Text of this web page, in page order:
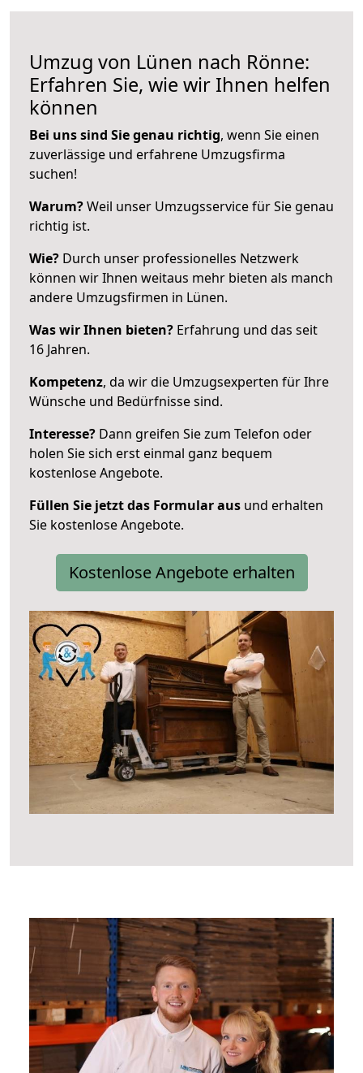
Umzug von Lünen nach Rönne:
Erfahren Sie, wie wir Ihnen helfen
können
Bei uns sind Sie genau richtig, wenn Sie einen
zuverlässige und erfahrene Umzugsfirma
suchen!
Warum?Weil unser Umzugsservice für Sie genau
richtig ist.
Wie? Durch unser professionelles Netzwerk
können wir Ihnen weitaus mehr bieten als manch
andere Umzugsfirmen in Lünen.
Was wir Ihnen bieten? Erfahrung und das seit
16 Jahren.
Kompetenz, da wir die Umzugsexperten für Ihre
Wünsche und Bedürfnisse sind.
Interesse? Dann greifen Sie zum Telefon oder
holen Sie sich erst einmal ganz bequem
kostenlose Angebote.
Füllen Sie jetzt das Formular aus und erhalten
Sie kostenlose Angebote.
Kostenlose Angebote erhalten